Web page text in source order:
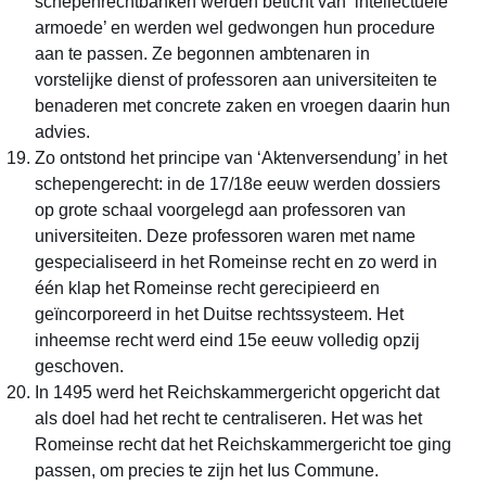
armoede’ en werden wel gedwongen hun procedure
aan te passen. Ze begonnen ambtenaren in
vorstelijke dienst of professoren aan universiteiten te
benaderen met concrete zaken en vroegen daarin hun
advies.
Zo ontstond het principe van ‘Aktenversendung’ in het
schepengerecht: in de 17/18e eeuw werden dossiers
op grote schaal voorgelegd aan professoren van
universiteiten. Deze professoren waren met name
gespecialiseerd in het Romeinse recht en zo werd in
één klap het Romeinse recht gerecipieerd en
geïncorporeerd in het Duitse rechtssysteem. Het
inheemse recht werd eind 15e eeuw volledig opzij
geschoven.
In 1495 werd het Reichskammergericht opgericht dat
als doel had het recht te centraliseren. Het was het
Romeinse recht dat het Reichskammergericht toe ging
passen, om precies te zijn het Ius Commune.